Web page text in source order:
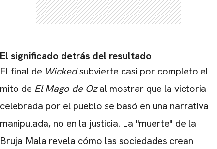
El significado detrás del resultado
El final de Wickedsubvierte casi por completo el
mito de El Mago de Ozal mostrar que la victoria
celebrada por el pueblo se basó en una narrativa
manipulada, no en la justicia. La "muerte" de la
Bruja Mala revela cómo las sociedades crean